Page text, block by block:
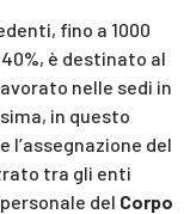
fino a 1000
è destinato al
nelle sedi in
in questo
l’assegnazione del
tra gli enti
del Corpo